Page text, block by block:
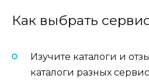
Как выбрать
Изучите каталоги и
каталоги разных